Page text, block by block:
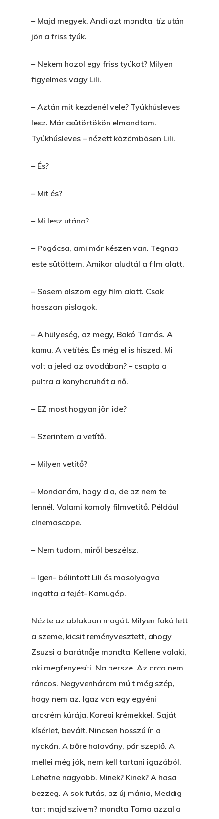
– Majd megyek. Andi azt mondta, tíz után
jön a friss tyúk.
– Nekem hozol egy friss tyúkot? Milyen
figyelmes vagy Lili.
– Aztán mit kezdenél vele? Tyúkhúsleves
lesz. Már csütörtökön elmondtam.
Tyúkhúsleves – nézett közömbösen Lili.
– És?
– Mit és?
– Mi lesz utána?
– Pogácsa, ami már készen van. Tegnap
este sütöttem. Amikor aludtál a film alatt.
– Sosem alszom egy film alatt. Csak
hosszan pislogok.
– A hülyeség, az megy, Bakó Tamás. A
kamu. A vetítés. És még el is hiszed. Mi
volt a jeled az óvodában? – csapta a
pultra a konyharuhát a nő.
– EZ most hogyan jön ide?
– Szerintem a vetítő.
– Milyen vetítő?
– Mondanám, hogy dia, de az nem te
lennél. Valami komoly filmvetítő. Például
cinemascope.
– Nem tudom, miről beszélsz.
– Igen- bólintott Lili és mosolyogva
ingatta a fejét- Kamugép.
Nézte az ablakban magát. Milyen fakó lett
a szeme, kicsit reményvesztett, ahogy
Zsuzsi a barátnője mondta. Kellene valaki,
aki megfényesíti. Na persze. Az arca nem
ráncos. Negyvenhárom múlt még szép,
hogy nem az. Igaz van egy egyéni
arckrém kúrája. Koreai krémekkel. Saját
kísérlet, bevált. Nincsen hosszú ín a
nyakán. A bőre halovány, pár szeplő. A
mellei még jók, nem kell tartani igazából.
Lehetne nagyobb. Minek? Kinek? A hasa
bezzeg. A sok futás, az új mánia, Meddig
tart majd szívem? mondta Tama azzal a
EGY BANKOT, ÖDÖN?